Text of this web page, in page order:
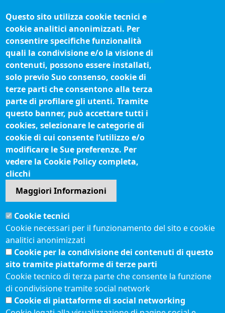
Concorsi e selezioni
Organigramma
Procedimenti (come fare per)
Siti tematici
Biblioteca camerale
Fatturazione elettronica
IBAN pagamenti alla CCIAA
Questionari soddisfazione utenti
Seguici su
Sito web
Accesso riservato
Mappa del sito
Redazione
Statistiche di accesso
Visite totali al portale: 2640289
Menù privacy © 2021 Camere di
Questo sito utilizza cookie tecnici e
cookie analitici anonimizzati. Per
consentire specifiche funzionalità
quali la condivisione e/o la visione di
contenuti, possono essere installati,
solo previo Suo consenso, cookie di
terze parti che consentono alla terza
parte di profilare gli utenti. Tramite
questo banner, può accettare tutti i
cookies, selezionare le categorie di
cookie di cui consente l’utilizzo e/o
modificare le Sue preferenze. Per
vedere la Cookie Policy completa,
clicchi
Maggiori Informazioni
Cookie tecnici
Cookie necessari per il funzionamento del sito e cookie
analitici anonimizzati
Cookie per la condivisione dei contenuti di questo
sito tramite piattaforme di terze parti
Cookie tecnico di terza parte che consente la funzione
di condivisione tramite social network
Cookie di piattaforme di social networking